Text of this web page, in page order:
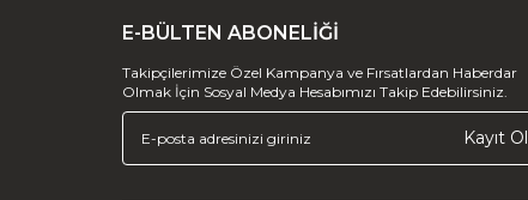
E-BÜLTEN ABONELİĞİ
Takipçilerimize Özel Kampanya ve Fırsatlardan Haberdar
Olmak İçin Sosyal Medya Hesabımızı Takip Edebilirsiniz.
Kayıt Ol